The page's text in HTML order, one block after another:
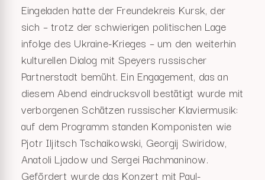
Eingeladen hatte der Freundekreis Kursk, der
sich – trotz der schwierigen politischen Lage
infolge des Ukraine-Krieges – um den weiterhin
kulturellen Dialog mit Speyers russischer
Partnerstadt bemüht. Ein Engagement, das an
diesem Abend eindrucksvoll bestätigt wurde mit
verborgenen Schätzen russischer Klaviermusik:
auf dem Programm standen Komponisten wie
Pjotr Iljitsch Tschaikowski, Georgij Swiridow,
Anatoli Ljadow und Sergei Rachmaninow.
Gefördert wurde das Konzert mit Paul-